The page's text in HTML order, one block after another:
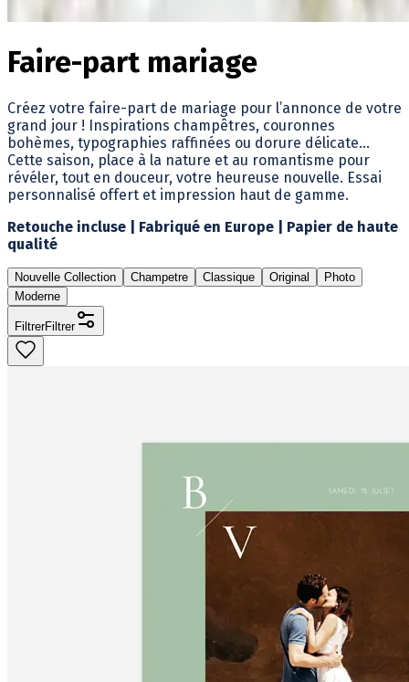
Faire-part mariage
Créez votre faire-part de mariage pour l’annonce de votre
grand jour ! Inspirations champêtres, couronnes
bohèmes, typographies raffinées ou dorure délicate…
Cette saison, place à la nature et au romantisme pour
révéler, tout en douceur, votre heureuse nouvelle. Essai
personnalisé offert et impression haut de gamme.
Retouche incluse | Fabriqué en Europe | Papier de haute
qualité
Nouvelle Collection Champetre Classique Original
Photo
Moderne
FiltrerFiltrer